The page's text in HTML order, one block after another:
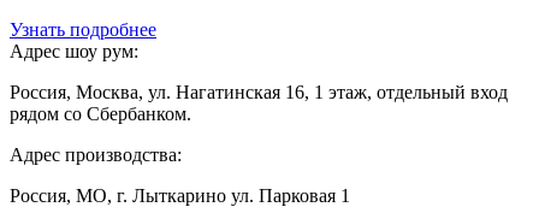
Узнать подробнее
Адрес шоу рум:
Россия, Москва, ул. Нагатинская 16, 1 этаж, отдельный вход
рядом со Сбербанком.
Адрес производства:
Россия, МО, г. Лыткарино ул. Парковая 1